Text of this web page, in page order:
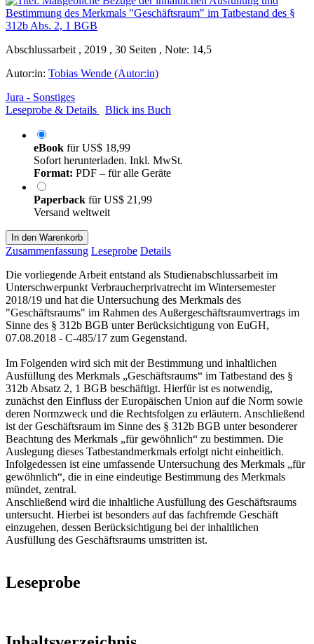
Abschlussarbeit , 2019 , 30 Seiten , Note: 14,5
Autor:in: Tobias Wende (Autor:in)
Jura - Sonstiges
Leseprobe & Details
Blick ins Buch
eBook fürUS$ 18,99
Sofort herunterladen. Inkl. MwSt.
Format: PDF – für alle Geräte
Paperback fürUS$ 21,99
Versand weltweit
In den Warenkorb
Zusammenfassung Leseprobe Details
Die vorliegende Arbeit entstand als Studienabschlussarbeit im
Unterschwerpunkt Verbraucherprivatrecht im Wintersemester
2018/19 und hat die Untersuchung des Merkmals des
"Geschäftsraums" im Rahmen des Außergeschäftsraumvertrags im
Sinne des § 312b BGB unter Berücksichtigung von EuGH,
07.08.2018 - C-485/17 zum Gegenstand.
Im Folgenden wird sich mit der Bestimmung und inhaltlichen
Ausfüllung des Merkmals „Geschäftsraums“ im Tatbestand des §
312b Absatz 2, 1 BGB beschäftigt. Hierfür ist es notwendig,
zunächst den Einfluss der Europäischen Union auf die Norm sowie
deren Normzweck und die Rechtsfolgen zu erläutern. Anschließend
ist der Geschäftsraum im Sinne des § 312b BGB unter besonderer
Beachtung des Merkmals „für gewöhnlich“ zu bestimmen. Die
Auslegung dieses Tatbestandmerkmals erfolgt nicht einheitlich.
Infolgedessen ist eine umfassende Untersuchung des Merkmals „für
gewöhnlich“, die in eine eindeutige Bestimmung des Merkmals
mündet, zentral.
Anschließend wird die inhaltliche Ausfüllung des Geschäftsraums
untersucht. Hierbei ist besonders auf das fachfremde Geschäft
einzugehen, dessen Berücksichtigung bei der inhaltlichen
Ausfüllung des Geschäftsraums umstritten ist.
Leseprobe